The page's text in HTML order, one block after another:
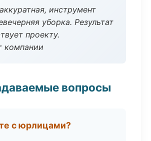
инструмент
уборка. Результат
проекту.
компании
вопросы
с юрлицами?